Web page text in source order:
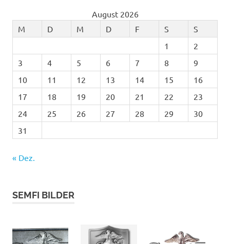
August 2026
M
D M D F S
S
1
2
3
4 5 6 7 8
9
10
11 12 13 14 15
16
17
18 19 20 21 22
23
24
25 26 27 28 29
30
31
« Dez.
SEMFI BILDER